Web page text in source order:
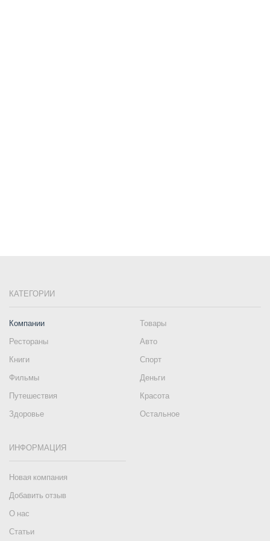
КАТЕГОРИИ
Компании
Товары
Рестораны
Авто
Книги
Спорт
Фильмы
Деньги
Путешествия
Красота
Здоровье
Остальное
ИНФОРМАЦИЯ
Новая компания
Добавить отзыв
О нас
Статьи